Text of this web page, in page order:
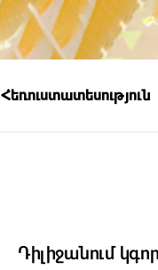
Հեռուստատեսություն
Դիլիջանում